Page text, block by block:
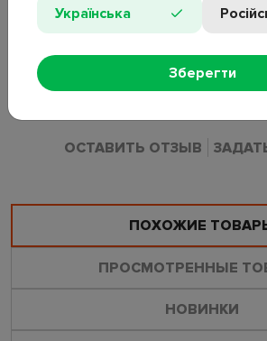
Объем: 1л;
Размер: 17,5×11,5×8,3см;
Форма: прямоугольная;
Особенности: крышка с защелками.
ОСТАВИТЬ ОТЗЫВ
ПОХОЖИЕ
ПРОСМОТРЕННЫЕ
НОВИНКИ
Українська
Зберегти